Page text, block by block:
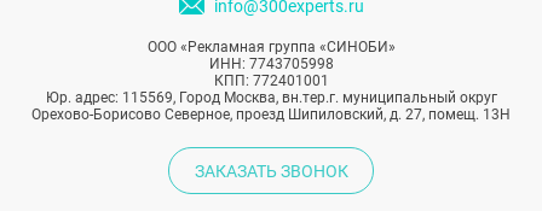
info@300experts.ru
ООО «Рекламная группа «СИНОБИ»
ИНН: 7743705998
КПП: 772401001
Юр. адрес: 115569, Город Москва, вн.тер.г. муниципальный округ
Орехово-Борисово Северное, проезд Шипиловский, д. 27, помещ. 13Н
ЗАКАЗАТЬ ЗВОНОК